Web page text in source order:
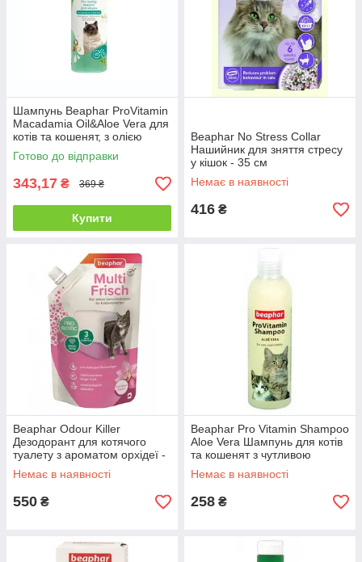
Шампунь Beaphar ProVitamin
Macadamia Oil&Aloe Vera для
котів та кошенят, з олією
макадамії та алое вера, 250
мл
Готово до відправки
343,17 ₴ 369 ₴
Купити
Beaphar No Stress Collar
Нашийник для зняття стресу
у кішок - 35 см
Немає в наявності
416 ₴
Beaphar Odour Killer
Дезодорант для котячого
туалету з ароматом орхідеї -
0,4 кг
Немає в наявності
550 ₴
Beaphar Pro Vitamin Shampoo
Aloe Vera Шампунь для котів
та кошенят з чутливою
шкірою - 250 мл
Немає в наявності
258 ₴